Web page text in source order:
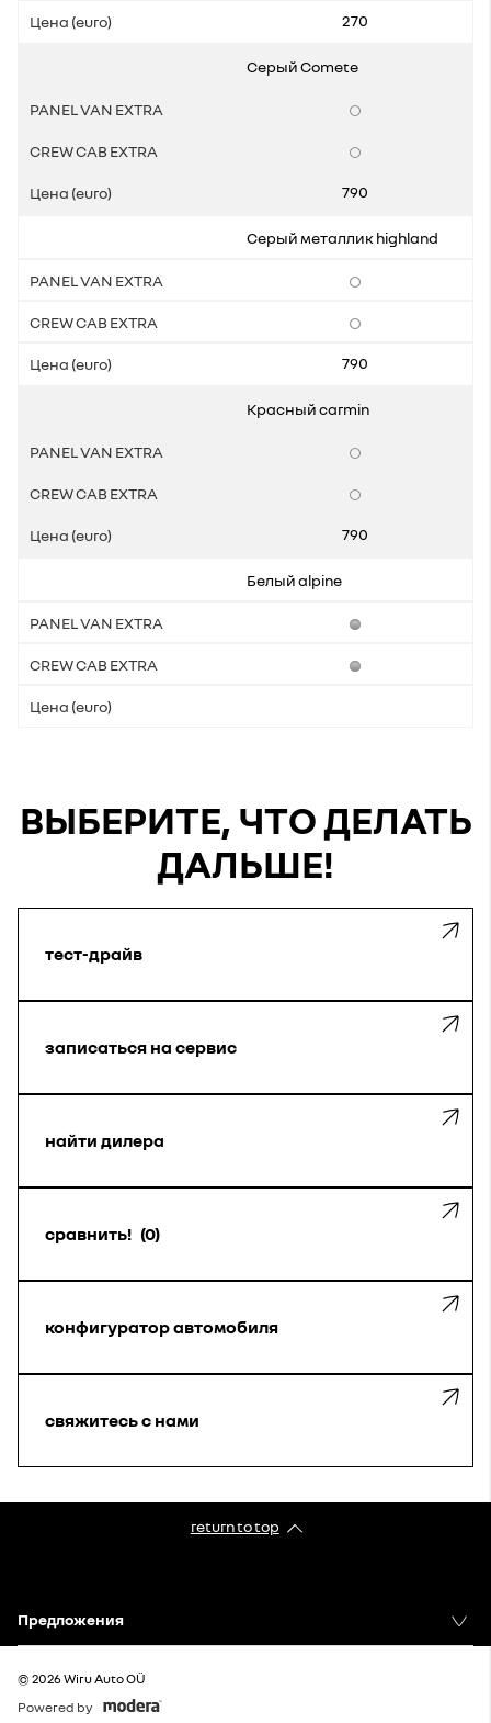
270
Серый Comete
790
Серый металлик highland
790
Красный carmin
790
Белый alpine
ВЫБЕРИТЕ, ЧТО ДЕЛАТЬ
ДАЛЬШЕ!
тест-драйв
записаться на сервис
найти дилера
сравнить! 0
конфигуратор автомобиля
свяжитесь с нами
return to top
Предложения
© 2026 Wiru Auto OÜ
Powered by